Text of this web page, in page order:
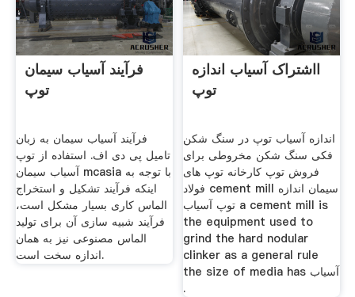
فرآیند آسیاب سیمان
توپ
فرآیند آسیاب سیمان به زبان
تامیل پی دی اف. استفاده از توپ
آسیاب سیمان mcasia با توجه به
اینکه فرآیند تشکیل و استخراج
الماس کاری بسیار مشکل است،
فرآیند شبیه سازی آن برای تولید
الماس مصنوعی نیز به همان
اندازه سخت است.
ااشتراک آسیاب اندازه
توپ
اندازه آسیاب توپ در سنگ شکن
فکی سنگ شکن مخروطی برای
فروش توپ کارخانه توپ های
فولاد cement mill سیمان اندازه
توپ آسیاب a cement mill is
the equipment used to
grind the hard nodular
clinker as a general rule
the size of media has آسیاب
.